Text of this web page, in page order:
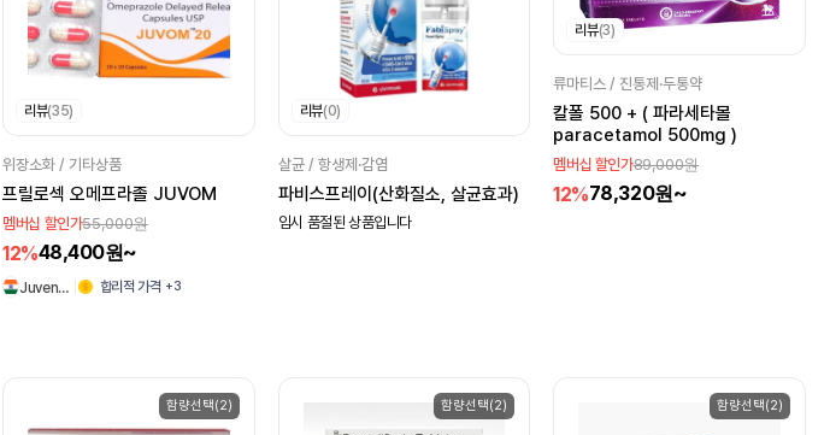
리뷰(35)
위장소화 / 기타상품
프릴로섹 오메프라졸 JUVOM
멤버십 할인가55,000원
12%48,400원~
Juven… 합리적 가격 +3
리뷰(0)
살균 / 항생제·감염
파비스프레이(산화질소, 살균효과)
임시 품절된 상품입니다
리뷰(3)
류마티스 / 진통제·두통약
칼폴 500 + ( 파라세타몰
paracetamol 500mg )
멤버십 할인가89,000원
12%78,320원~
함량선택(2) 함량선택(2) 함량선택(2)